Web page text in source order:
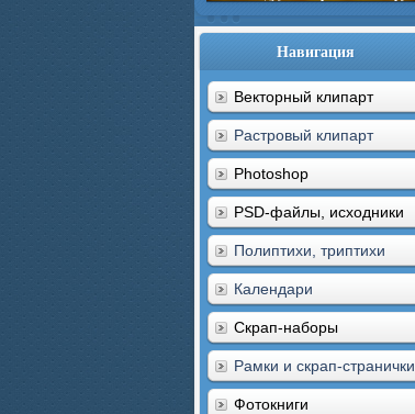
Навигация
Векторный клипарт
Растровый клипарт
Photoshop
PSD-файлы, исходники
Полиптихи, триптихи
Календари
Скрап-наборы
Рамки и скрап-странички
Фотокниги